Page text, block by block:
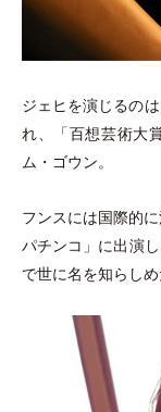
ジェヒを演じるの
れ、
「百想芸術大
ム ・ ゴウン。
フンスには国際的
パチンコ 」 に出演
で世に名を知らし